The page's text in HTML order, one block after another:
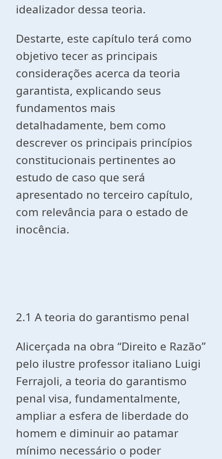
idealizador dessa teoria.
Destarte, este capítulo terá como
objetivo tecer as principais
considerações acerca da teoria
garantista, explicando seus
fundamentos mais
detalhadamente, bem como
descrever os principais princípios
constitucionais pertinentes ao
estudo de caso que será
apresentado no terceiro capítulo,
com relevância para o estado de
inocência.
2.1 A teoria do garantismo penal
Alicerçada na obra “Direito e Razão”
pelo ilustre professor italiano Luigi
Ferrajoli, a teoria do garantismo
penal visa, fundamentalmente,
ampliar a esfera de liberdade do
homem e diminuir ao patamar
mínimo necessário o poder